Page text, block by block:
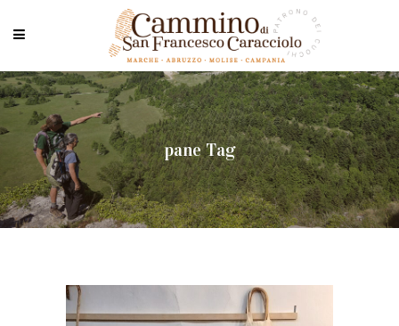
pane Tag